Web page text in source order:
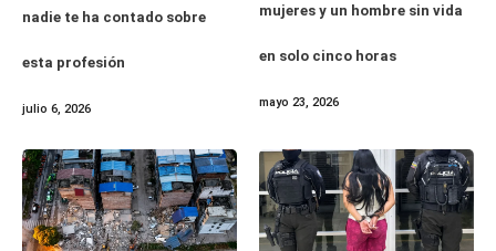
nadie te ha contado sobre
esta profesión
julio 6, 2026
mujeres y un hombre sin vida
en solo cinco horas
mayo 23, 2026